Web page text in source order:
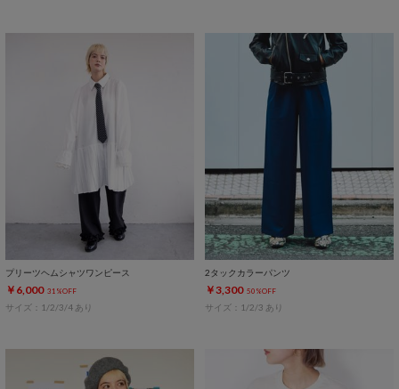
プリーツヘムシャツワンピース
￥6,000 31%OFF
サイズ：1/2/3/4 あり
2タックカラーパンツ
￥3,300 50%OFF
サイズ：1/2/3 あり